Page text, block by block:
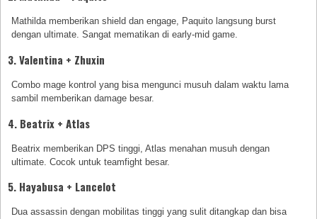
Mathilda memberikan shield dan engage, Paquito langsung burst
dengan ultimate. Sangat mematikan di early-mid game.
3. Valentina + Zhuxin
Combo mage kontrol yang bisa mengunci musuh dalam waktu lama
sambil memberikan damage besar.
4. Beatrix + Atlas
Beatrix memberikan DPS tinggi, Atlas menahan musuh dengan
ultimate. Cocok untuk teamfight besar.
5. Hayabusa + Lancelot
Dua assassin dengan mobilitas tinggi yang sulit ditangkap dan bisa